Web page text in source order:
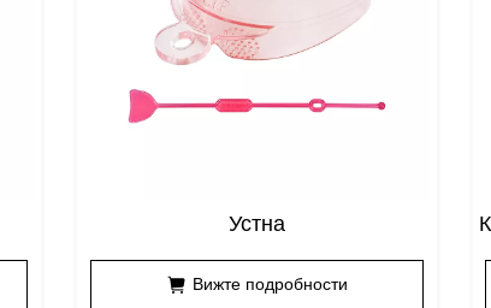
Устна
Вижте подробности